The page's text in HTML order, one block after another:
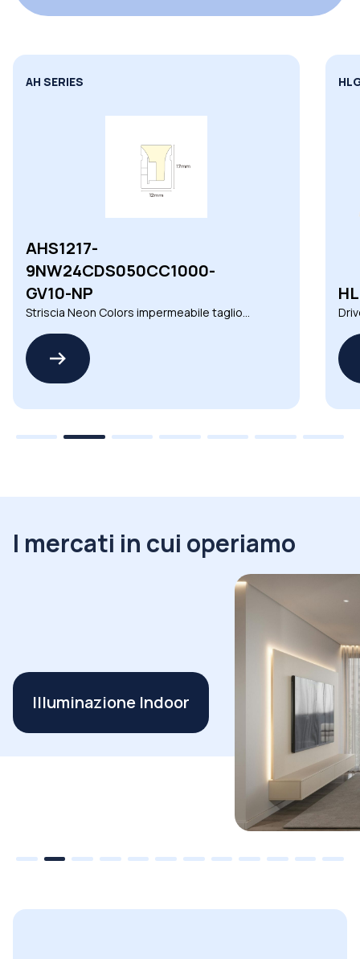
AH SERIES
AHS1217-
9NW24CDS050CC1000-
GV10-NP
Striscia Neon Colors impermeabile taglio
I mercati in cui operiamo
Illuminazione Indoor